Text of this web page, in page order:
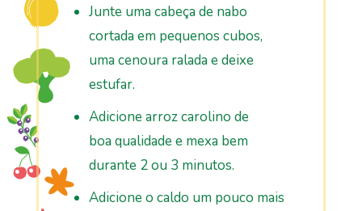
Junte uma cabeça de nabo
cortada em pequenos cubos,
uma cenoura ralada e deixe
estufar.
Adicione arroz carolino de
boa qualidade e mexa bem
durante 2 ou 3 minutos.
Adicione o caldo um pouco mais